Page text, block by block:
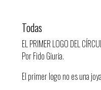
Todas
EL PRIMER LOGO DEL
Por Fido Giuria.
El primer logo no es una